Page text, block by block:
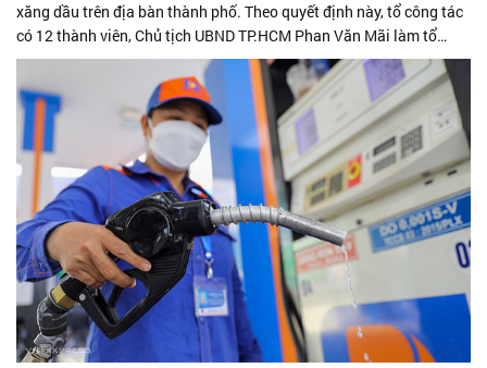
xăng dầu trên địa bàn thành phố. Theo quyết định này, tổ công tác
có 12 thành viên, Chủ tịch UBND TP.HCM Phan Văn Mãi làm tổ
trưởng; ông Bùi...